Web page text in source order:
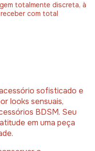
totalmente discreta, à
com total
sofisticado e
looks sensuais,
BDSM. Seu
em uma peça